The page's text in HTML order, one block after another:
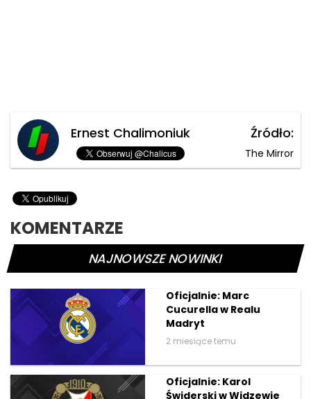
Ernest Chalimoniuk Źródło:
The Mirror
KOMENTARZE
NAJNOWSZE NOWINKI
Oficjalnie: Marc
Cucurella w Realu
Madryt
2 miesiące temu
Oficjalnie: Karol
Świderski w Widzewie